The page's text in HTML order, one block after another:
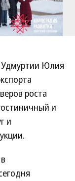
Удмуртии Юлия
роста
и
и